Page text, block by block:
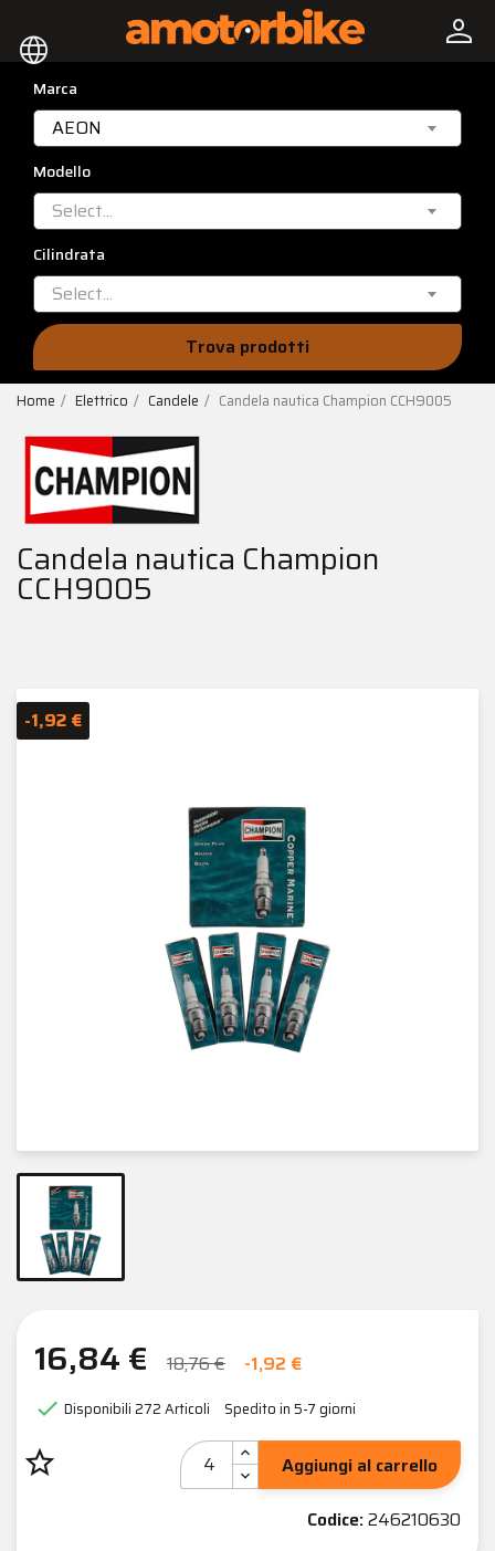
language person
Marca
AEON
Modello
Select...
Cilindrata
Select...
Trova prodotti
Home Elettrico Candele Candela nautica Champion CCH9005
Candela nautica Champion
CCH9005
-1,92 €
16,84 € 18,76 € -1,92 €
 Disponibili272 Articoli Spedito in 5-7 giorni
star_border
Aggiungi al carrello
Codice:246210630